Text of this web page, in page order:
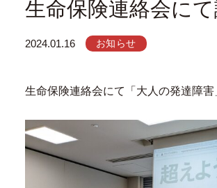
生命保険連絡会に
2024.01.16 お知らせ
生命保険連絡会にて「大人の発達障